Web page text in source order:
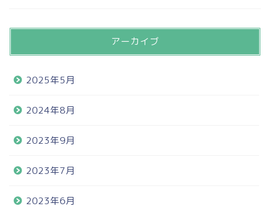
アーカイブ
2025年5月
2024年8月
2023年9月
2023年7月
2023年6月